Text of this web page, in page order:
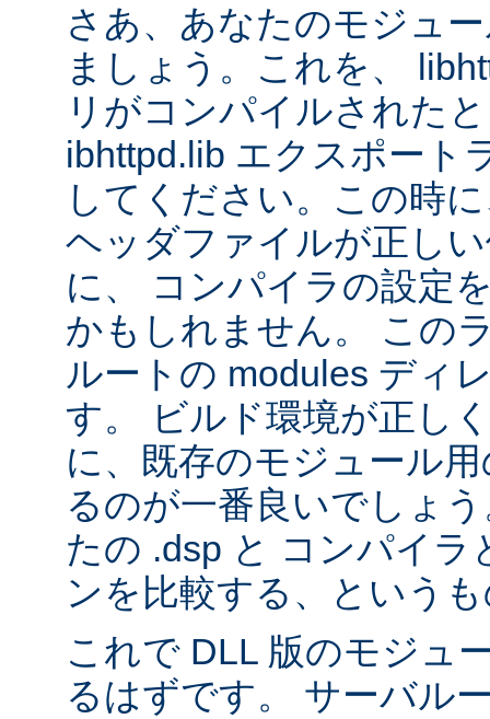
さあ、あなたのモジュ
ましょう。これを、
リがコンパイルされた
ibhttpd.lib エクスポート
してください。この時
ヘッダファイルが正し
に、 コンパイラの設定
かもしれません。 この
ルートの modules ディ
す。 ビルド環境が正し
に、既存のモジュール
るのが一番良いでしょ
たの .dsp と コンパイ
ンを比較する、という
これで DLL 版のモジュ
るはずです。 サーバル